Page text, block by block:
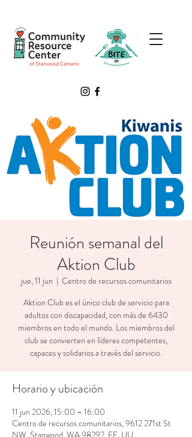
Reunión semanal del
Aktion Club
jue, 11 jun
  |
Centro de recursos comunitarios
Aktion Club es el único club de servicio para
adultos con discapacidad, con más de 6430
miembros en todo el mundo. Los miembros del
club se convierten en líderes competentes,
capaces y solidarios a través del servicio.
Horario y ubicación
11 jun 2026, 15:00 – 16:00
Centro de recursos comunitarios, 9612 271st St
NW, Stanwood, WA 98292, EE. UU.